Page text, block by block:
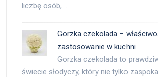
liczbę osób, …
Gorzka czekolada –
zastosowanie w kuchni
Gorzka czekolada to
świecie słodyczy, który nie tylko